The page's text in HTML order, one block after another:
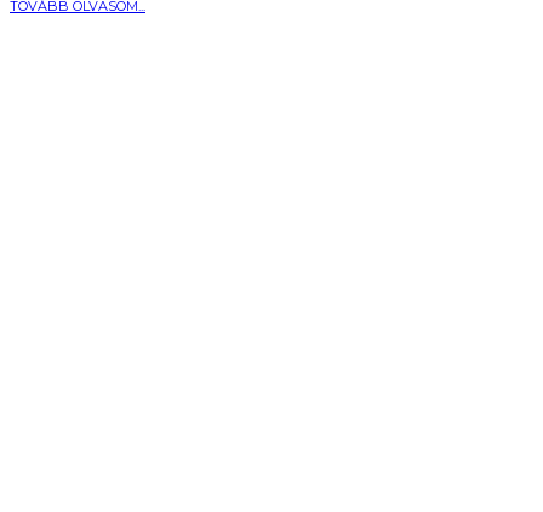
TOVÁBB OLVASOM...